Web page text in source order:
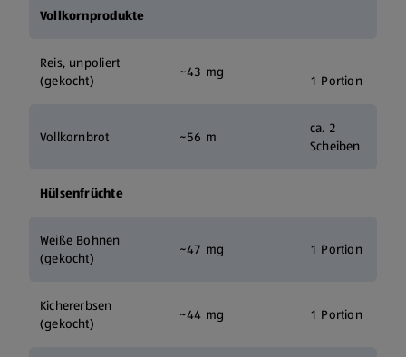
Vollkornprodukte
Reis, unpoliert
(gekocht)
~43 mg 1 Portion
Vollkornbrot ~56 m
ca. 2
Scheiben
Hülsenfrüchte
Weiße Bohnen
(gekocht)
~47 mg 1 Portion
Kichererbsen
(gekocht)
~44 mg 1 Portion